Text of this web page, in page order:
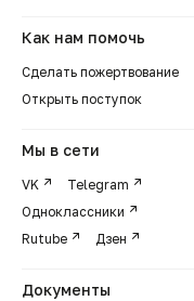
Как нам помочь
Сделать пожертвование
Открыть поступок
Мы в сети
VK
Telegram
Одноклассники
Rutube
Дзен
Документы